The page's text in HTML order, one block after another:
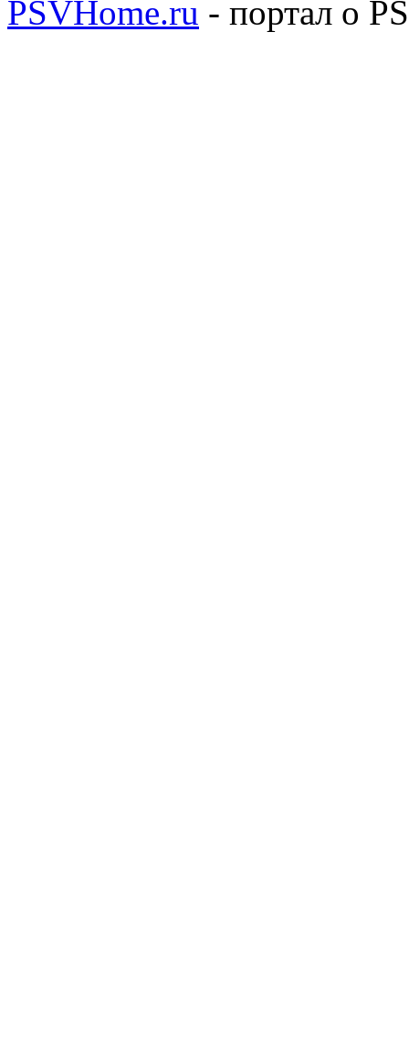
PSVHome.ru - портал о